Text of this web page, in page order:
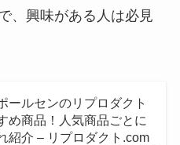
、興味がある人は必見
ールセンのリプロダクト
め商品！人気商品ごとに
紹介 – リプロダクト.com